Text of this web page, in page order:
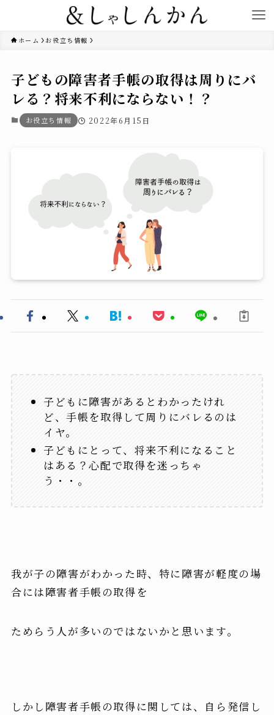
ホーム お役立ち情報
子どもの障害者手帳の取得は周りにバ
レる？将来不利にならない！？
お役立ち情報 2022年6月15日
子どもに障害があるとわかったけれ
ど、手帳を取得して周りにバレるのは
イヤ。
子どもにとって、将来不利になること
はある？心配で取得を迷っちゃ
う・・。
我が子の障害がわかった時、特に障害が軽度の場
合には障害者手帳の取得を
ためらう人が多いのではないかと思います。
しかし障害者手帳の取得に関しては、自ら発信し